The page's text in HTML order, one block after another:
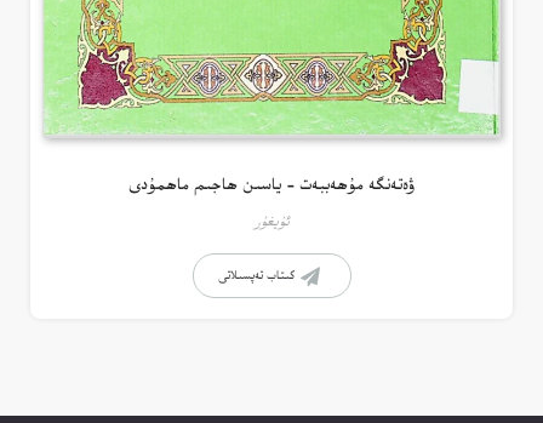
ۋەتەنگە مۇھەببەت – ياسىن ھاجىم ماھمۇدى
ئۇيغۇر
كىتاب تەپسىلاتى